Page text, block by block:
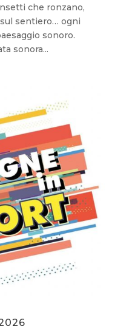
che ronzano,
sentiero… ogni
sonoro.
sonora...